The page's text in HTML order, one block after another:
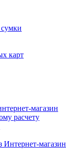
карт
магазин
расчету
Интернет-магазин